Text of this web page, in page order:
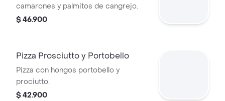
camarones y palmitos de cangrejo.
$ 46.900
Pizza Prosciutto y Portobello
Pizza con hongos portobello y
prociutto.
$ 42.900